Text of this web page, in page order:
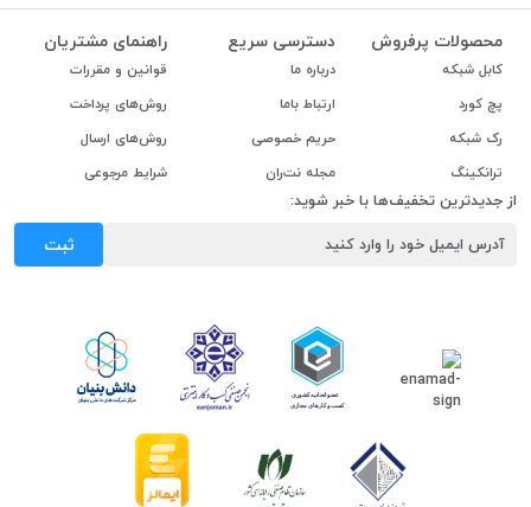
محصولات پرفروش
کابل شبکه
پچ کورد
رک شبکه
ترانکینگ
دسترسی سریع
درباره ما
ارتباط باما
حریم خصوصی
مجله نت‌ران
راهنمای مشتریان
قوانین و مقررات
روش‌های پرداخت
روش‌های ارسال
شرایط مرجوعی
از جدیدترین تخفیف‌ها با خبر شوید:
ثبت